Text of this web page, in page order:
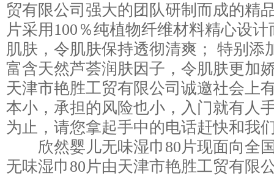
贸有限公司强大的团队研制而成的精
片采用100％纯植物纤维材料精心设
肌肤，令肌肤保持透彻清爽； 特别添
富含天然芦荟润肤因子，令肌肤更加
天津市艳胜工贸有限公司诚邀社会上
本小，承担的风险也小，入门就有人
为止，请您拿起手中的电话赶快和我
欣然婴儿无味湿巾80片现面向全
无味湿巾80片由天津市艳胜工贸有限